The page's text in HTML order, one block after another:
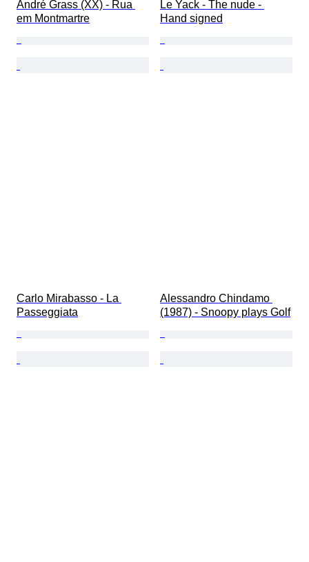
André Grass (XX) - Rua
em Montmartre
Le Yack - The nude -
Hand signed
Carlo Mirabasso - La
Passeggiata
Alessandro Chindamo
(1987) - Snoopy plays Golf